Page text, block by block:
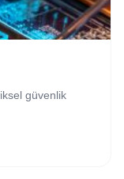
güvenlik